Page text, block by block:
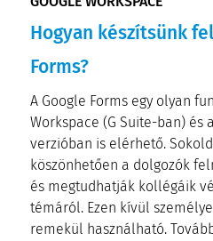
Hogyan készítsünk
Forms?
A Google Forms egy olyan
Workspace (G Suite-ban) és
verzióban is elérhető.
köszönhetően a dolgozók
és megtudhatják kollégáik
témáról. Ezen kívül
remekül használható.